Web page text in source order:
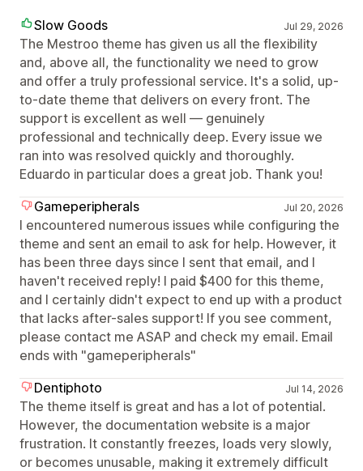
Slow Goods Jul 29, 2026
The Mestroo theme has given us all the flexibility
and, above all, the functionality we need to grow
and offer a truly professional service. It's a solid, up-
to-date theme that delivers on every front. The
support is excellent as well — genuinely
professional and technically deep. Every issue we
ran into was resolved quickly and thoroughly.
Eduardo in particular does a great job. Thank you!
Gameperipherals
Jul 20, 2026
I encountered numerous issues while configuring the
theme and sent an email to ask for help. However, it
has been three days since I sent that email, and I
haven't received reply! I paid $400 for this theme,
and I certainly didn't expect to end up with a product
that lacks after-sales support! If you see comment,
please contact me ASAP and check my email. Email
ends with "gameperipherals"
Dentiphoto
Jul 14, 2026
The theme itself is great and has a lot of potential.
However, the documentation website is a major
frustration. It constantly freezes, loads very slowly,
or becomes unusable, making it extremely difficult